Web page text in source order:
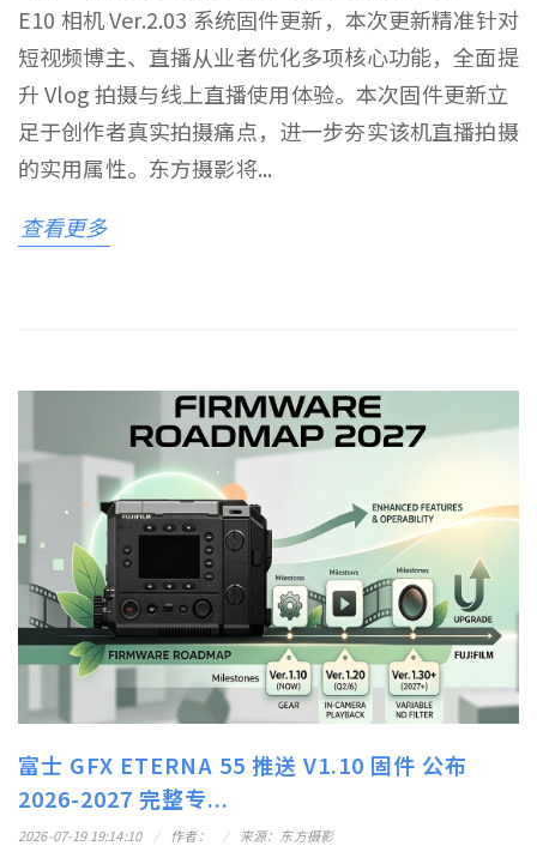
E10 相机 Ver.2.03 系统固件更新，本次更新精准针对
短视频博主、直播从业者优化多项核心功能，全面提
升 Vlog 拍摄与线上直播使用体验。本次固件更新立
足于创作者真实拍摄痛点，进一步夯实该机直播拍摄
的实用属性。东方摄影将...
查看更多
富士 GFX ETERNA 55 推送 V1.10 固件 公布
2026-2027 完整专...
2026-07-19 19:14:10 作者： 来源：东方摄影